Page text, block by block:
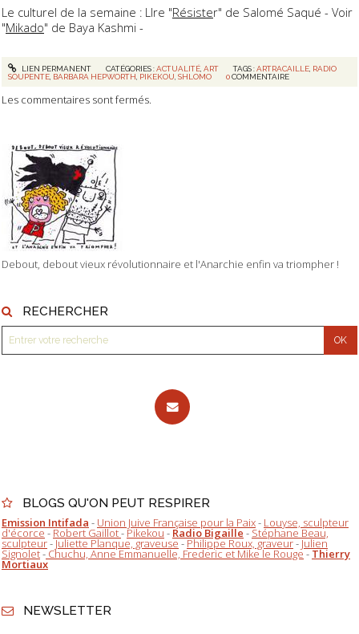
Debout, debout vieux révolutionnaire et l'Anarchie enfin va triompher !
RECHERCHER
BLOGS QU'ON PEUT RESPIRER
Emission Intifada - Union Juive Française pour la Paix- Louyse, sculpteur
d'écorce-Robert Gaillot-Pikekou-Radio Bigaille-Stéphane Beau,
sculpteur-Juliette Planque, graveuse-Philippe Roux, graveur-Julien
Signolet-Chuchu, Anne Emmanuelle, Frederic et Mike le Rouge-Thierry
Mortiaux
NEWSLETTER
Le culturel de la semaine : LIre "Résister" de Salomé Saqué - Voir
"Mikado" de Baya Kashmi -
LIEN PERMANENT CATÉGORIES :ACTUALITÉ, ART TAGS :ARTRACAILLE RADIO
SOUPENTE BARBARA HEPWORTH PIKEKOU ,SHLOMO 0 COMMENTAIRE
Les commentaires sont fermés.